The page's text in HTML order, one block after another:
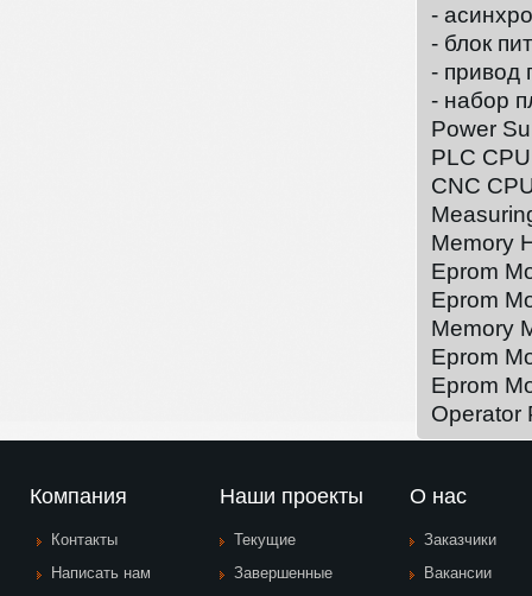
-
- блок
- привод
- набор
Power
PLC
CNC
Memory
Eprom
Eprom
Memory
Eprom
Eprom
Operator
Компания
Контакты
Написать нам
Наши проекты
Текущие
Завершенные
О нас
Заказчики
Вакансии